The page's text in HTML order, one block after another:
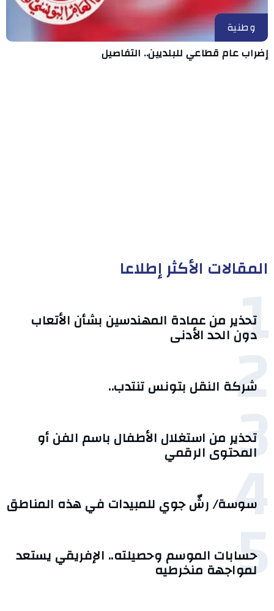
وطنية
إضراب عام قطاعي للبلديين.. التفاصيل
المقالات الأكثر إطلاعا
1
تحذير من عمادة المهندسين بشأن الأتعاب
دون الحد الأدنى
2
شركة النقل بتونس تنتدب..
3
تحذير من استغلال الأطفال باسم الفن أو
المحتوى الرقمي
4
سوسة/ رشّ جوي للمبيدات في هذه المناطق
5
حسابات الموسم وحصيلته.. الإفريقي يستعد
لمواجهة منخرطيه